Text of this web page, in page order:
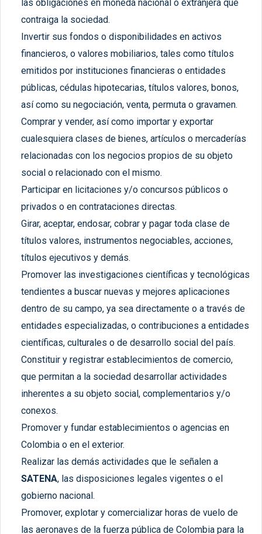
las obligaciones en moneda nacional o extranjera que
contraiga la sociedad.
Invertir sus fondos o disponibilidades en activos
financieros, o valores mobiliarios, tales como títulos
emitidos por instituciones financieras o entidades
públicas, cédulas hipotecarias, títulos valores, bonos,
así como su negociación, venta, permuta o gravamen.
Comprar y vender, así como importar y exportar
cualesquiera clases de bienes, artículos o mercaderías
relacionadas con los negocios propios de su objeto
social o relacionado con el mismo.
Participar en licitaciones y/o concursos públicos o
privados o en contrataciones directas.
Girar, aceptar, endosar, cobrar y pagar toda clase de
títulos valores, instrumentos negociables, acciones,
títulos ejecutivos y demás.
Promover las investigaciones científicas y tecnológicas
tendientes a buscar nuevas y mejores aplicaciones
dentro de su campo, ya sea directamente o a través de
entidades especializadas, o contribuciones a entidades
científicas, culturales o de desarrollo social del país.
Constituir y registrar establecimientos de comercio,
que permitan a la sociedad desarrollar actividades
inherentes a su objeto social, complementarios y/o
conexos.
Promover y fundar establecimientos o agencias en
Colombia o en el exterior.
Realizar las demás actividades que le señalen a
SATENA, las disposiciones legales vigentes o el
gobierno nacional.
Promover, explotar y comercializar horas de vuelo de
las aeronaves de la fuerza pública de Colombia para la